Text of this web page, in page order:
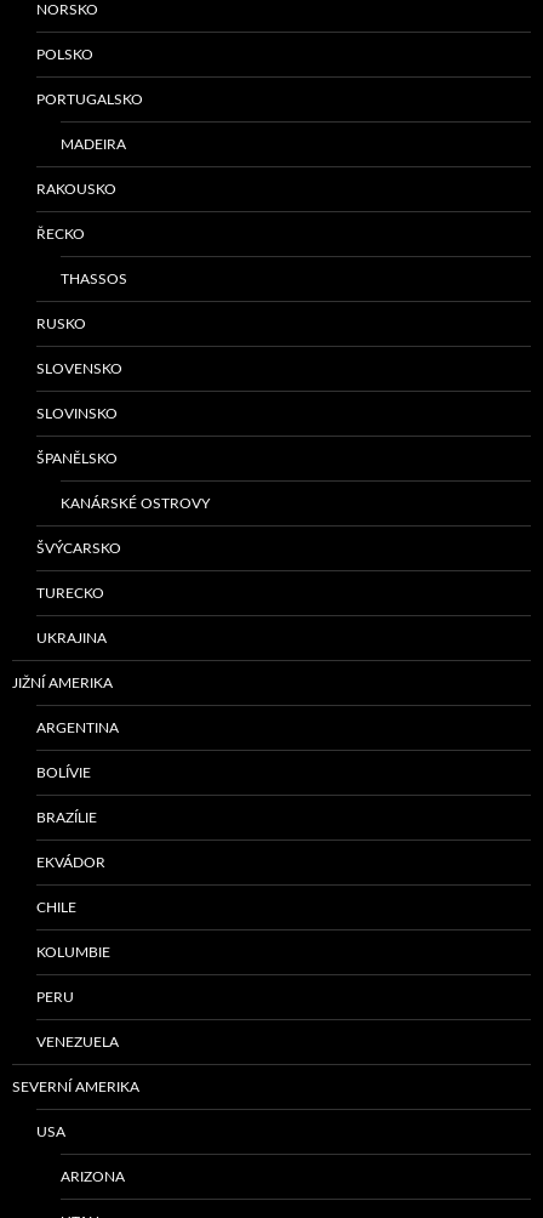
NORSKO
POLSKO
PORTUGALSKO
MADEIRA
RAKOUSKO
ŘECKO
THASSOS
RUSKO
SLOVENSKO
SLOVINSKO
ŠPANĚLSKO
KANÁRSKÉ OSTROVY
ŠVÝCARSKO
TURECKO
UKRAJINA
JIŽNÍ AMERIKA
ARGENTINA
BOLÍVIE
BRAZÍLIE
EKVÁDOR
CHILE
KOLUMBIE
PERU
VENEZUELA
SEVERNÍ AMERIKA
USA
ARIZONA